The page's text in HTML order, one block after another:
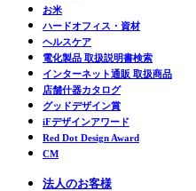
お米
ハードオフィス・資材
ヘルスケア
電化製品 取扱説明書検索
インターネット通販 取扱商品
店舗什器カタログ
グッドデザイン賞
iFデザインアワード
Red Dot Design Award
CM
法人のお客様